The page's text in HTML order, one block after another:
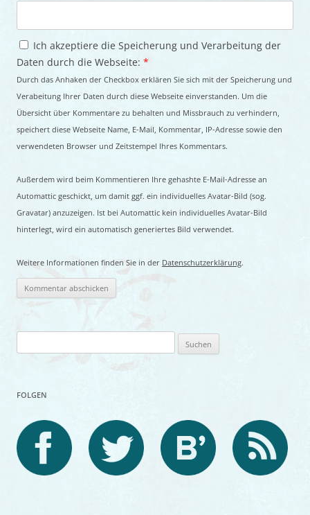
Ich akzeptiere die Speicherung und Verarbeitung der
Daten durch die Webseite: *
Durch das Anhaken der Checkbox erklären Sie sich mit der Speicherung und
Verabeitung Ihrer Daten durch diese Webseite einverstanden. Um die
Übersicht über Kommentare zu behalten und Missbrauch zu verhindern,
speichert diese Webseite Name, E-Mail, Kommentar, IP-Adresse sowie den
verwendeten Browser und Zeitstempel Ihres Kommentars.
Außerdem wird beim Kommentieren Ihre gehashte E-Mail-Adresse an
Automattic geschickt, um damit ggf. ein individuelles Avatar-Bild (sog.
Gravatar) anzuzeigen. Ist bei Automattic kein individuelles Avatar-Bild
hinterlegt, wird ein automatisch generiertes Bild verwendet.
Weitere Informationen finden Sie in der Datenschutzerklärung.
nach:
FOLGEN